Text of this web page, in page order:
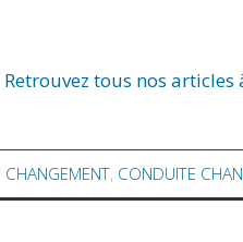
Retrouvez tous nos articles
CHANGEMENT, CONDUITE